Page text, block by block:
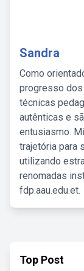
Sandra
Como
progresso dos
técnicas
autênticas e
entusiasmo.
trajetória para
utilizando
renomadas
fdp.aau.edu.et.
Top Post